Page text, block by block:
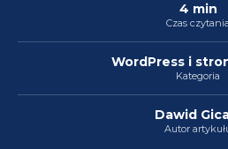
4 min
Czas czytania
WordPress i
Kategoria
Dawid
Autor